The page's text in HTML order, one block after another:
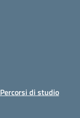
Percorsi di studio